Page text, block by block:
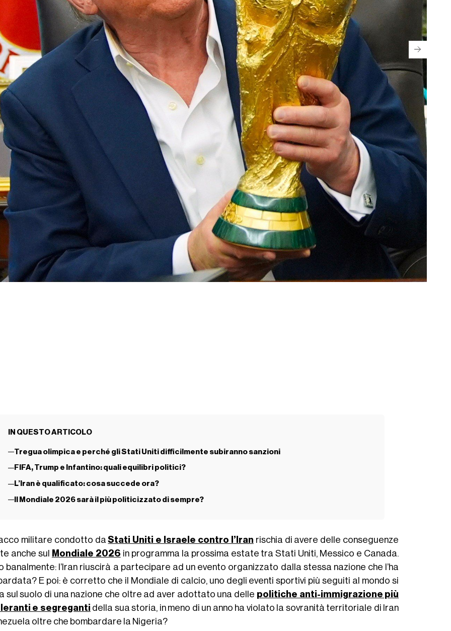
IN QUESTO ARTICOLO
Tregua olimpica e perché gli Stati Uniti difficilmente subiranno sanzioni
FIFA, Trump e Infantino: quali equilibri politici?
L’Iran è qualificato: cosa succede ora?
Il Mondiale 2026 sarà il più politicizzato di sempre?
militare condotto daStati Uniti e Israele contro l’Iran rischia di avere delle conseguenze
anche sul
Mondiale 2026 in programma la prossima estate tra Stati Uniti, Messico e Canada.
banalmente: l’Iran riuscirà a partecipare ad un evento organizzato dalla stessa nazione che l’ha
E poi: è corretto che il Mondiale di calcio, uno degli eventi sportivi più seguiti al mondo si
sul suolo di una nazione che oltre ad aver adottato una delle politiche anti-immigrazione più
e segreganti della sua storia, in meno di un anno ha violato la sovranità territoriale di Iran
oltre che bombardare la Nigeria?